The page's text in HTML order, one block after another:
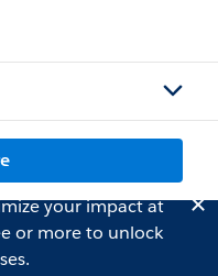
your impact at
or more to unlock